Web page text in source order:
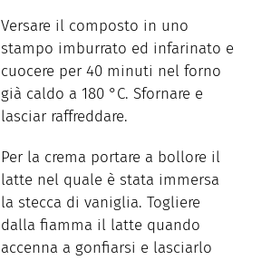
Versare il composto in uno
stampo imburrato ed infarinato e
cuocere per 40 minuti nel forno
già caldo a 180 °C. Sfornare e
lasciar raffreddare.
Per la crema portare a bollore il
latte nel quale è stata immersa
la stecca di vaniglia. Togliere
dalla fiamma il latte quando
accenna a gonfiarsi e lasciarlo